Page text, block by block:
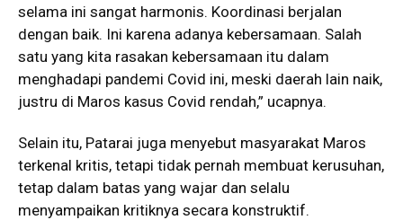
selama ini sangat harmonis. Koordinasi berjalan
dengan baik. Ini karena adanya kebersamaan. Salah
satu yang kita rasakan kebersamaan itu dalam
menghadapi pandemi Covid ini, meski daerah lain naik,
justru di Maros kasus Covid rendah,” ucapnya.
Selain itu, Patarai juga menyebut masyarakat Maros
terkenal kritis, tetapi tidak pernah membuat kerusuhan,
tetap dalam batas yang wajar dan selalu
menyampaikan kritiknya secara konstruktif.